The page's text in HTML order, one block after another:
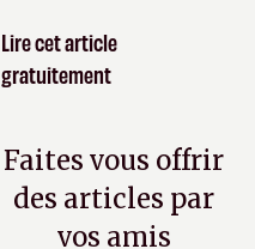
Lire cet article
gratuitement
Faites vous offrir
des articles par
vos amis